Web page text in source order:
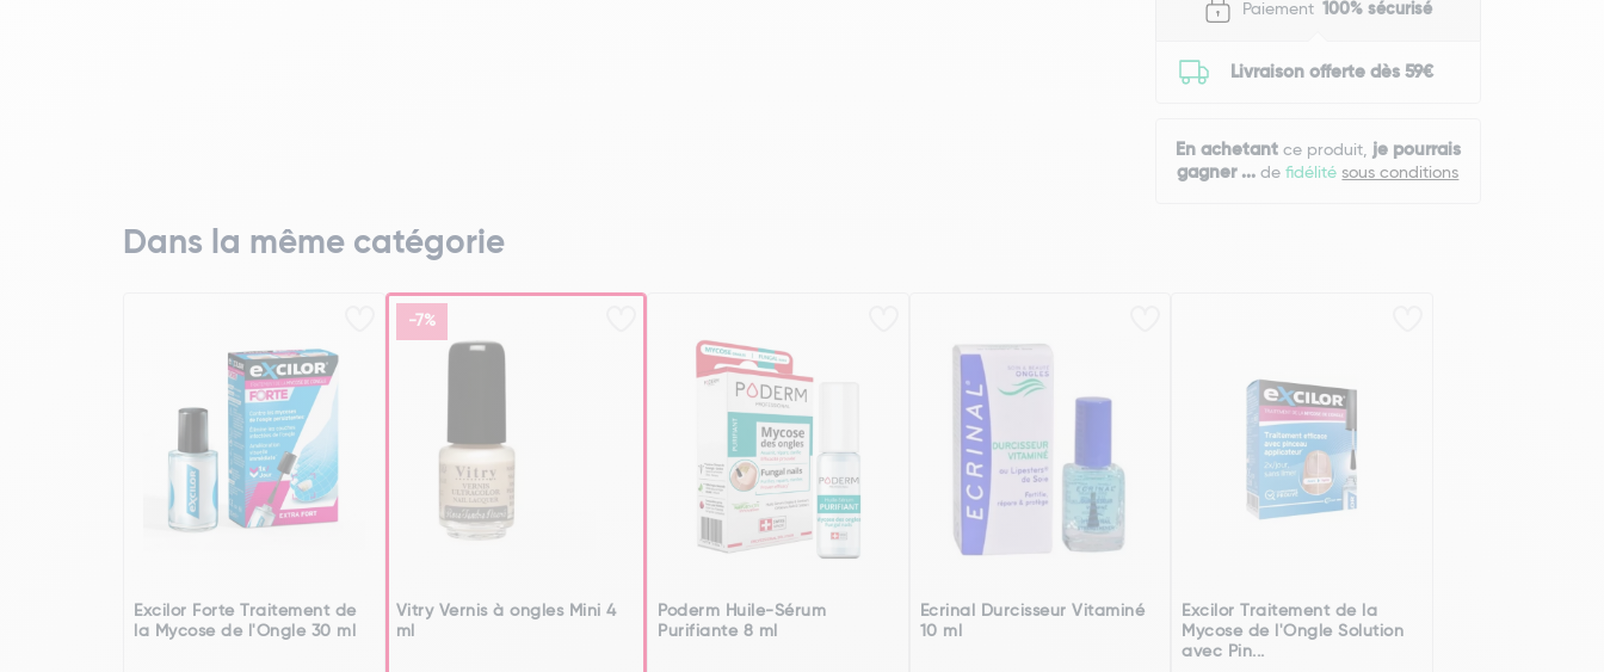
Paiement 100% sécurisé
Livraison offerte dès 59€
En achetantce produit, je pourrais
gagner ... defidélitésous conditions
Dans la même catégorie
Excilor Forte Traitement de
la Mycose de l'Ongle 30 ml
-7%
Vitry Vernis à ongles Mini 4
ml
Poderm Huile-Sérum
Purifiante 8 ml
Ecrinal Durcisseur Vitaminé
10 ml
Excilor Traitement de la
Mycose de l'Ongle Solution
avec Pin...